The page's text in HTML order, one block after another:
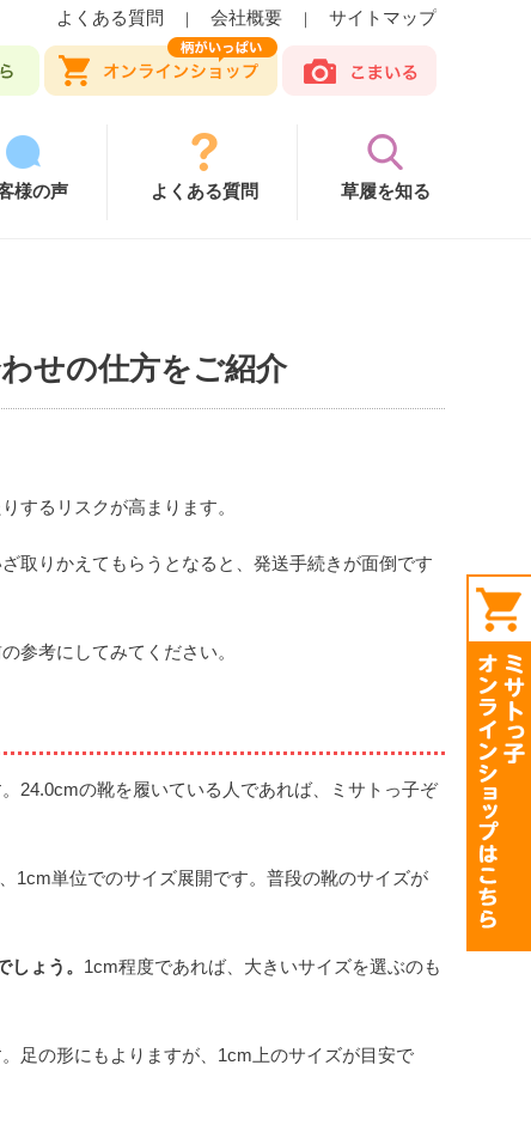
よくある質問 ｜ 会社概要 ｜ サイトマップ
様の声 よくある質問 草履を知る
mamart
ショップ
せの仕方をご紹介
するリスクが高まります。
取りかえてもらうとなると、発送手続きが面倒です
参考にしてみてください。
24.0cmの靴を履いている人であれば、ミサトっ子ぞ
単位でのサイズ展開です。普段の靴のサイズが
ょう。 1cm程度であれば、大きいサイズを選ぶのも
足の形にもよりますが、1cm上のサイズが目安で